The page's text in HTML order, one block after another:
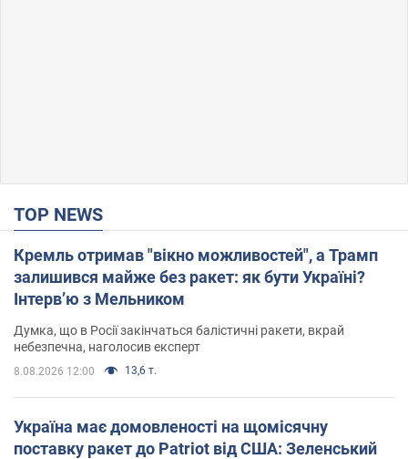
TOP NEWS
Кремль отримав "вікно можливостей", а Трамп
залишився майже без ракет: як бути Україні?
Інтерв’ю з Мельником
Думка, що в Росії закінчаться балістичні ракети, вкрай
небезпечна, наголосив експерт
8.08.2026 12:00 13,6 т.
Україна має домовленості на щомісячну
поставку ракет до Patriot від США: Зеленський